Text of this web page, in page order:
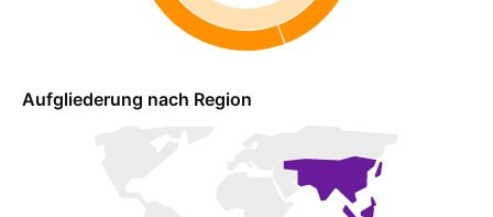
Aufgliederung nach Region